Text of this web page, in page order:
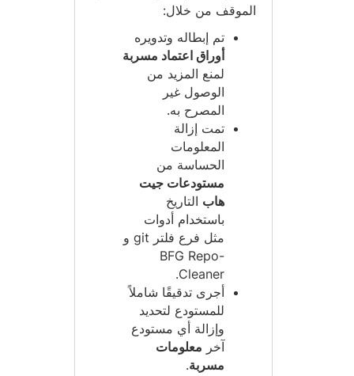
الموقف من خلال:
تم إبطاله وتدويره
أوراق اعتماد مسربة
لمنع المزيد من
الوصول غير
المصرح به.
تمت إزالة
المعلومات
الحساسة من
مستودعات جيت
هاب التاريخ
باستخدام أدوات
مثل فرع فلتر git و
BFG Repo-
Cleaner.
أجرى تدقيقًا شاملاً
للمستودع لتحديد
وإزالة أي مستودع
آخر معلومات
مسربة.